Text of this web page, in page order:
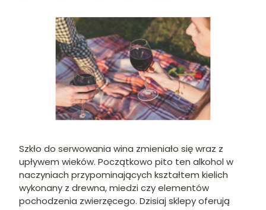
Szkło do serwowania wina zmieniało się wraz z
upływem wieków. Początkowo pito ten alkohol w
naczyniach przypominających kształtem kielich
wykonany z drewna, miedzi czy elementów
pochodzenia zwierzęcego. Dzisiaj sklepy oferują